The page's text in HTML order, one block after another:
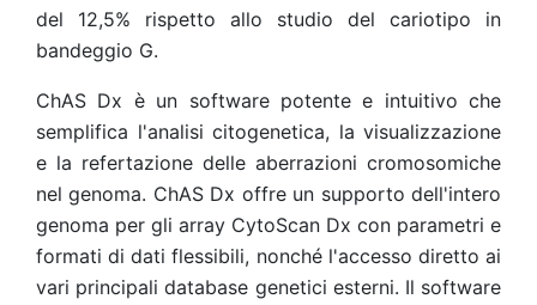
del 12,5% rispetto allo studio del cariotipo in
bandeggio G.
ChAS Dx è un software potente e intuitivo che
semplifica l'analisi citogenetica, la visualizzazione
e la refertazione delle aberrazioni cromosomiche
nel genoma. ChAS Dx offre un supporto dell'intero
genoma per gli array CytoScan Dx con parametri e
formati di dati flessibili, nonché l'accesso diretto ai
vari principali database genetici esterni. Il software